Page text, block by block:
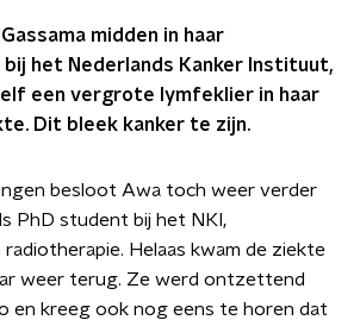
midden in haar
het Nederlands Kanker Instituut,
een vergrote lymfeklier in haar
Dit bleek kanker te zijn.
besloot Awa toch weer verder
PhD student bij het NKI,
radiotherapie. Helaas kwam de ziekte
weer terug. Ze werd ontzettend
en kreeg ook nog eens te horen dat